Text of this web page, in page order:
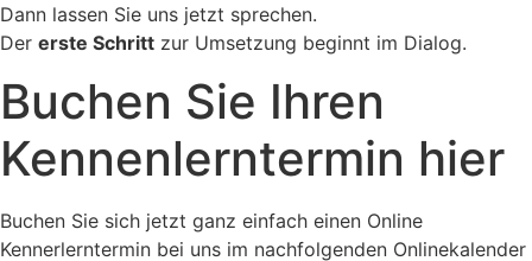
Dann lassen Sie uns jetzt sprechen.
Der erste Schritt zur Umsetzung beginnt im Dialog.
Buchen Sie Ihren
Kennenlerntermin hier
Buchen Sie sich jetzt ganz einfach einen Online
Kennerlerntermin bei uns im nachfolgenden Onlinekalender